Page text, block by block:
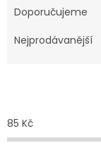
a
e
o
d
Doporučujeme
Nejprodávanější
85 Kč